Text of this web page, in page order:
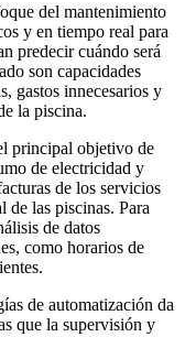
del mantenimiento
y en tiempo real para
predecir cuándo será
son capacidades
gastos innecesarios y
la piscina.
principal objetivo de
de electricidad y
de los servicios
las piscinas. Para
de datos
como horarios de
de automatización da
que la supervisión y